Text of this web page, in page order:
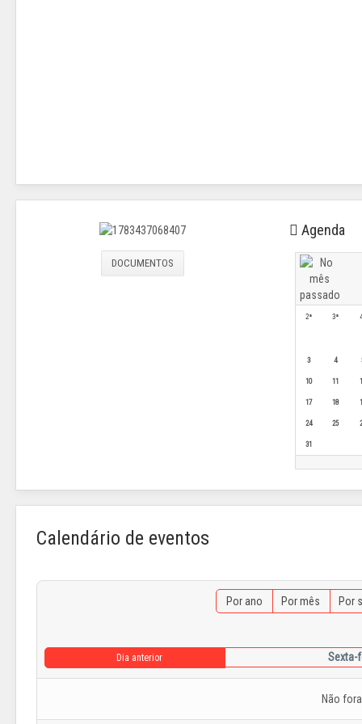
DOCUMENTOS
Agenda
2ª 3ª
3 4
10 11
17 18
24 25
31
Calendário de eventos
Por ano Por mês Por
Dia anterior Sexta-
Não